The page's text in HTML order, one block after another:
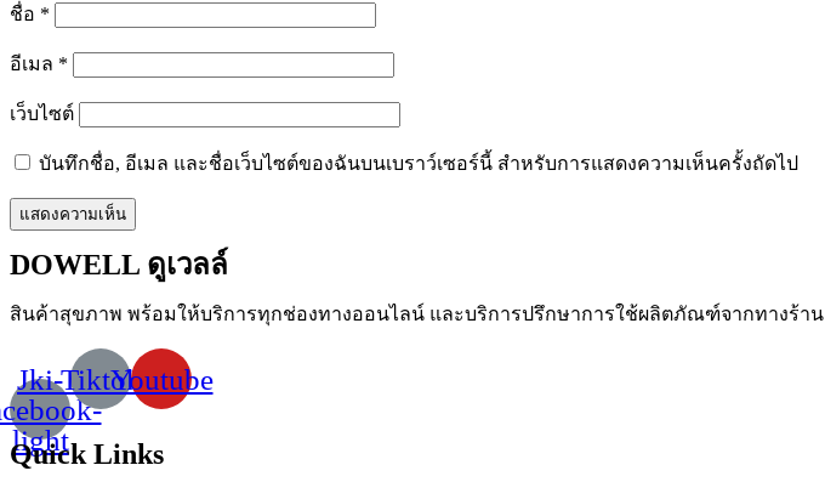
ชื่อ *
อีเมล *
เว็บไซต์
บันทึกชื่อ, อีเมล และชื่อเว็บไซต์ของฉันบนเบราว์เซอร์นี้ สำหรับการแสดงความเห็นครั้งถัดไป
DOWELL ดูเวลล์
สินค้าสุขภาพ พร้อมให้บริการทุกช่องทางออนไลน์ และบริการปรึกษาการใช้ผลิตภัณฑ์จากทางร้าน
Jki-
light
TiktokYoutube
Quick Links